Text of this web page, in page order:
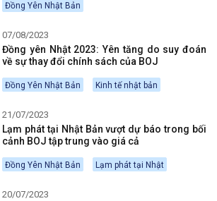
Đồng Yên Nhật Bản
07/08/2023
Đồng yên Nhật 2023: Yên tăng do suy đoán
về sự thay đổi chính sách của BOJ
Đồng Yên Nhật Bản Kinh tế nhật bản
21/07/2023
Lạm phát tại Nhật Bản vượt dự báo trong bối
cảnh BOJ tập trung vào giá cả
Đồng Yên Nhật Bản Lạm phát tại Nhật
20/07/2023